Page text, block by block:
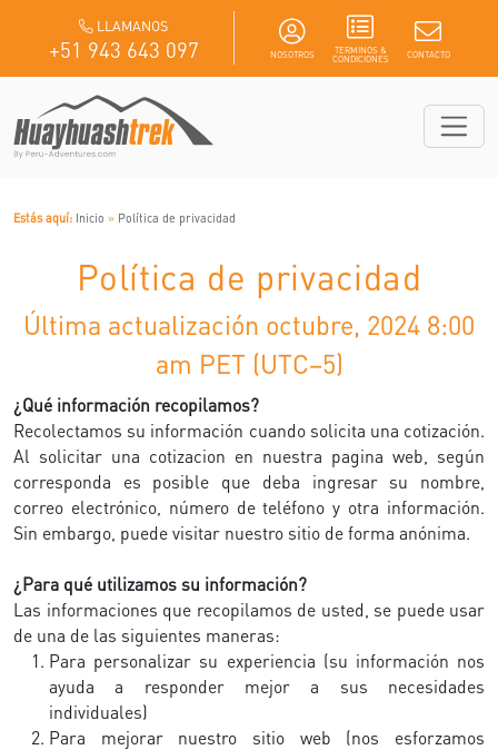
LLAMANOS
+51 943 643 097 NOSOTROS
TERMINOS &
CONDICIONES
CONTACTO
Estás aquí: Inicio » Política de privacidad
Política de privacidad
Última actualización octubre, 2024 8:00
am PET (UTC−5)
¿Qué información recopilamos?
Recolectamos su información cuando solicita una cotización.
Al solicitar una cotizacion en nuestra pagina web, según
corresponda es posible que deba ingresar su nombre,
correo electrónico, número de teléfono y otra información.
Sin embargo, puede visitar nuestro sitio de forma anónima.
¿Para qué utilizamos su información?
Las informaciones que recopilamos de usted, se puede usar
de una de las siguientes maneras:
Para personalizar su experiencia (su información nos
ayuda a responder mejor a sus necesidades
individuales)
Para mejorar nuestro sitio web (nos esforzamos